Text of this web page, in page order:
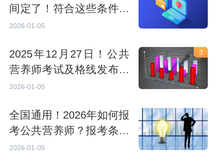
间定了！符合这些条件直
接报
2026-01-05
2025年12月27日！公共
营养师考试及格线发布，
领证时间别错过
2026-01-05
3
全国通用！2026年如何报
考公共营养师？报考条件
是什么？
2026-01-05